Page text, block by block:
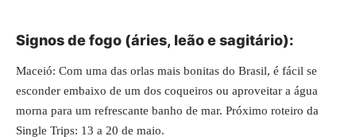
Signos de fogo (áries, leão e sagitário):
Maceió: Com uma das orlas mais bonitas do Brasil, é fácil se
esconder embaixo de um dos coqueiros ou aproveitar a água
morna para um refrescante banho de mar. Próximo roteiro da
Single Trips: 13 a 20 de maio.